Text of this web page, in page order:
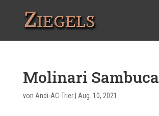
Molinari Sambuca
von Andi-AC-Trier| Aug. 10, 2021